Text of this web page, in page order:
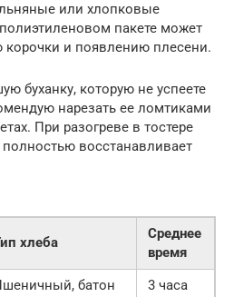
или хлопковые
пакете может
корочки и появлению плесени.
буханку, которую не успеете
нарезать ее ломтиками
При разогреве в тостере
восстанавливает
хлеба
Среднее
время
батон 3 часа